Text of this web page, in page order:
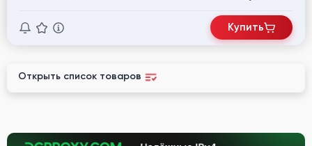
Купить
Открыть список товаров